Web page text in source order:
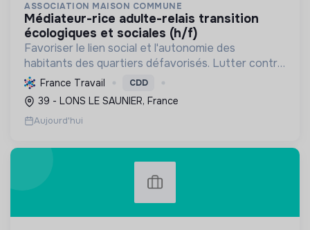
ASSOCIATION MAISON COMMUNE
médiateur-rice adulte-relais transition
écologiques et sociales (h/f)
Favoriser le lien social et l'autonomie des
habitants des quartiers défavorisés. Lutter contre
la précarité en offrant services et activités pour
tous, de l'enfance aux seniors, avec un accent sur
la ...
France Travail CDD
39 - LONS LE SAUNIER, France
Aujourd'hui